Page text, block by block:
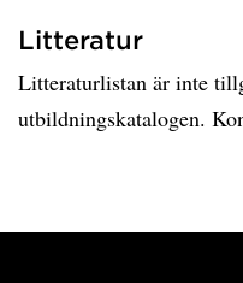
Litteratur
Litteraturlistan är inte
utbildningskatalogen.